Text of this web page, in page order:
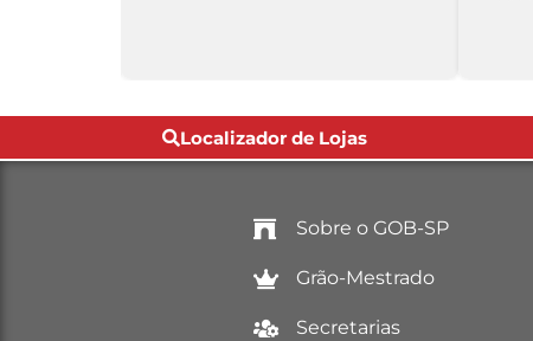
Localizador de Lojas
Sobre o GOB-SP
Grão-Mestrado
Secretarias